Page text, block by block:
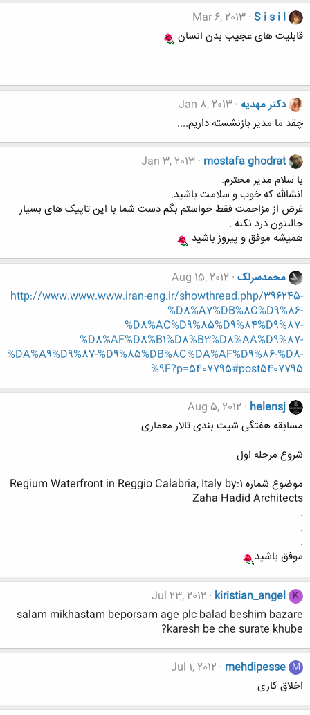
S i s i l
Mar 6, 2013
قابلیت های عجیب بدن انسان
دکتر مهدیه Jan 8, 2013
چقد ما مدیر بازنشسته داریم....
mostafa ghodrat
Jan 3, 2013
با سلام مدیر محترم.
انشالله که خوب و سلامت باشید.
غرض از مزاحمت فقط خواستم بگم دست شما با این تاپیک های بسیار
جالبتون درد نکنه .
همیشه موفق و پیروز باشید
محمدسرلک Aug 15, 2012
http://www.www.www.iran-eng.ir/showthread.php/396245-
%D8%A7%DB%8C%D9%86-
%D8%AC%D9%85%D9%84%D9%87-
%D8%AF%D8%B1%D8%B3%D8%AA%D9%87-
%DA%A9%D9%87-%D9%85%DB%8C%DA%AF%D9%86-%D8-
%9F?p=5407795#post5407795
helensj
Aug 5, 2012
مسابقه هفتگی شیت بندی تالار معماری
شروع مرحله اول
موضوع شماره 1:Regium Waterfront in Reggio Calabria, Italy by
Zaha Hadid Architects
.
.
.
موفق باشید
K
kiristian_angel
Jul 23, 2012
salam mikhastam beporsam age plc balad beshim bazare
karesh be che surate khube?
M
mehdipesse
Jul 1, 2012
اخلاق کاری